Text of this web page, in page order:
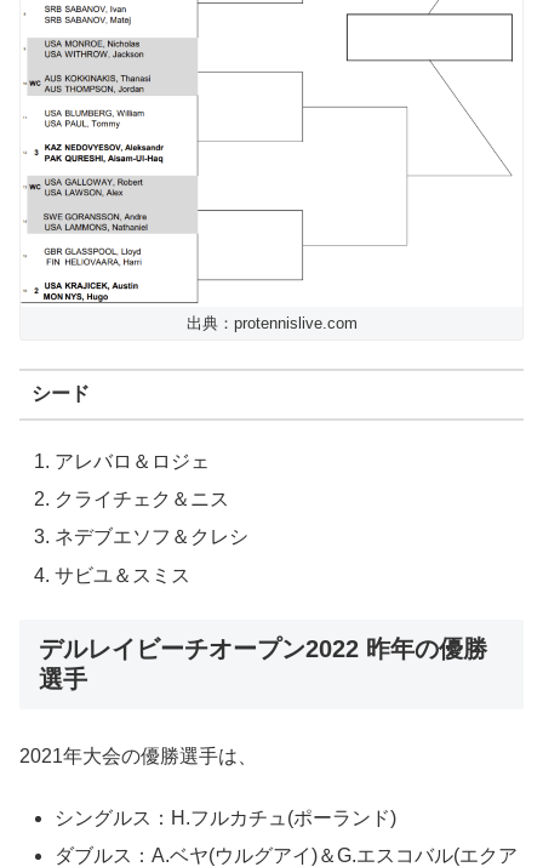
出典：protennislive.com
シード
アレバロ＆ロジェ
クライチェク＆ニス
ネデブエソフ＆クレシ
サビユ＆スミス
デルレイビーチオープン2022 昨年の優勝
選手
2021年大会の優勝選手は、
シングルス：H.フルカチュ(ポーランド)
ダブルス：A.ベヤ(ウルグアイ)＆G.エスコバル(エクア